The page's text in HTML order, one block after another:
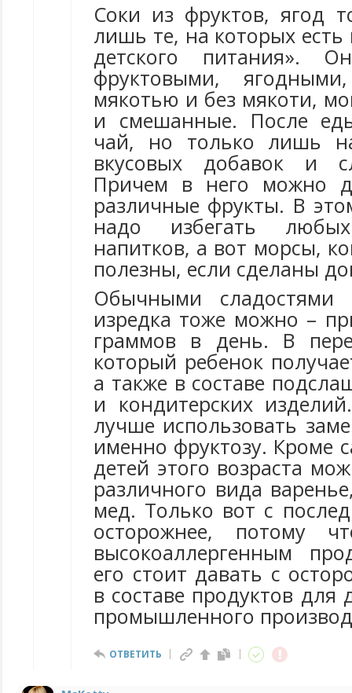
Соки из фруктов, ягод
лишь те, на которых
детского питания».
фруктовыми,
мякотью и без мякоти,
и смешанные. После
чай, но только лишь
вкусовых добавок и
Причем в него можно
различные фрукты. В
надо избегать
напитков, а вот морсы,
полезны, если сделаны
Обычными сладостями
изредка тоже можно –
граммов в день. В
который ребенок
а также в составе
и кондитерских
лучше использовать
именно фруктозу. Кроме
детей этого возраста
различного вида
мед. Только вот с
осторожнее, потому
высокоаллергенным
его стоит давать с
в составе продуктов для
промышленного
ОТВЕТИТЬ